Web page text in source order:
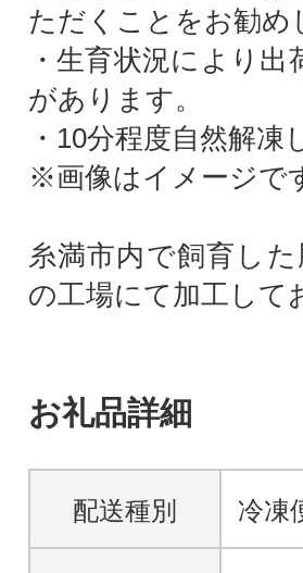
ただくことをお勧め
・生育状況により
があります。
・10分程度自然解
※画像はイメージで
糸満市内で飼育し
の工場にて加工して
お礼品詳細
配送種別 冷凍